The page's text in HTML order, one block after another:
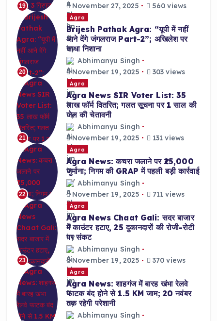
19 November 27, 2025 560 views
20
Agra
Brijesh Pathak Agra: “यूपी में नहीं
आने देंगे जंगलराज Part-2”; अखिलेश पर
साधा निशाना
Abhimanyu Singh
November 19, 2025
303 views
21
Agra
Agra News SIR Voter List: 35
लाख फॉर्म वितरित; गलत सूचना पर 1 साल की
जेल की चेतावनी
Abhimanyu Singh
November 19, 2025
131 views
22
Agra
Agra News: कचरा जलाने पर ₹25,000
जुर्माना; निगम की GRAP में पहली बड़ी कार्रवाई
Abhimanyu Singh
November 19, 2025
711 views
23
Agra
Agra News Chaat Gali: सदर बाजार
में काउंटर हटाए, 25 दुकानदारों की रोजी-रोटी
पर संकट
Abhimanyu Singh
November 19, 2025
370 views
Agra
Agra News: शाहगंज में बारह खंभा रेलवे
फाटक बंद होने से 1.5 KM जाम; 20 नवंबर
तक रहेगी परेशानी
Abhimanyu Singh